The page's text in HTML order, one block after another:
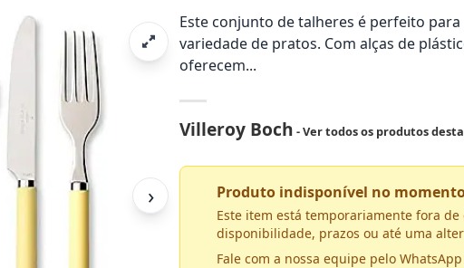
›
Este conjunto de talheres é perfeito
variedade de pratos. Com alças de
oferecem...
Villeroy Boch - Ver todos os produtos
Produto indisponível no
Este item está temporariamente fora
disponibilidade, prazos ou até uma
Fale com a nossa equipe pelo